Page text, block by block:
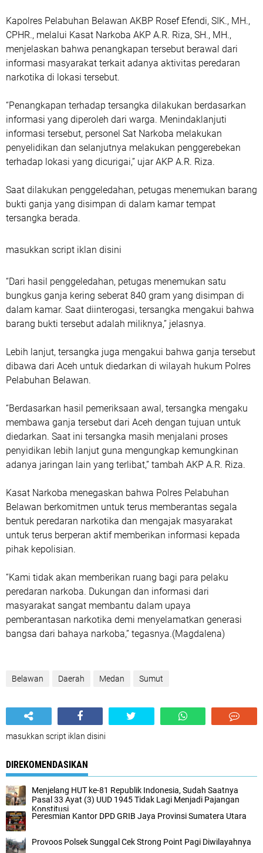
Kapolres Pelabuhan Belawan AKBP Rosef Efendi, SIK., MH.,
CPHR., melalui Kasat Narkoba AKP A.R. Riza, SH., MH.,
menjelaskan bahwa penangkapan tersebut berawal dari
informasi masyarakat terkait adanya aktivitas peredaran
narkotika di lokasi tersebut.
“Penangkapan terhadap tersangka dilakukan berdasarkan
informasi yang diperoleh dari warga. Menindaklanjuti
informasi tersebut, personel Sat Narkoba melakukan
penyelidikan dan selanjutnya melakukan penggerebekan
terhadap lokasi yang dicurigai,” ujar AKP A.R. Riza.
Saat dilakukan penggeledahan, petugas menemukan barang
bukti ganja yang disimpan di dalam kamar tempat
tersangka berada.
masukkan script iklan disini
“Dari hasil penggeledahan, petugas menemukan satu
bungkus ganja kering seberat 840 gram yang disimpan di
dalam kamar. Saat diinterogasi, tersangka mengakui bahwa
barang bukti tersebut adalah miliknya,” jelasnya.
Lebih lanjut, tersangka juga mengakui bahwa ganja tersebut
dibawa dari Aceh untuk diedarkan di wilayah hukum Polres
Pelabuhan Belawan.
“Berdasarkan hasil pemeriksaan awal, tersangka mengaku
membawa ganja tersebut dari Aceh dengan tujuan untuk
diedarkan. Saat ini tersangka masih menjalani proses
penyidikan lebih lanjut guna mengungkap kemungkinan
adanya jaringan lain yang terlibat,” tambah AKP A.R. Riza.
Kasat Narkoba menegaskan bahwa Polres Pelabuhan
Belawan berkomitmen untuk terus memberantas segala
bentuk peredaran narkotika dan mengajak masyarakat
untuk terus berperan aktif memberikan informasi kepada
pihak kepolisian.
“Kami tidak akan memberikan ruang bagi para pelaku
peredaran narkoba. Dukungan dan informasi dari
masyarakat sangat membantu dalam upaya
pemberantasan narkotika demi menyelamatkan generasi
bangsa dari bahaya narkoba,” tegasnya.(Magdalena)
Belawan Daerah Medan Sumut
masukkan script iklan disini
DIREKOMENDASIKAN
Menjelang HUT ke-81 Republik Indonesia, Sudah Saatnya
Pasal 33 Ayat (3) UUD 1945 Tidak Lagi Menjadi Pajangan
Konstitusi
Peresmian Kantor DPD GRIB Jaya Provinsi Sumatera Utara
Provoos Polsek Sunggal Cek Strong Point Pagi Diwilayahnya